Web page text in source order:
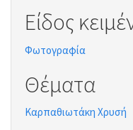
Είδος
Φωτογραφία
Θέματα
Καρπαθιωτάκη Χρυσή